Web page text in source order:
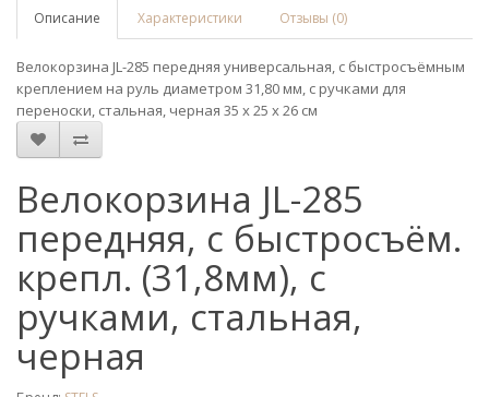
Описание Характеристики Отзывы (0)
Велокорзина JL-285 передняя универсальная, с быстросъёмным
креплением на руль диаметром 31,80 мм, с ручками для
переноски, стальная, черная 35 х 25 х 26 см
Велокорзина JL-285
передняя, с быстросъём.
крепл. (31,8мм), с
ручками, стальная,
черная